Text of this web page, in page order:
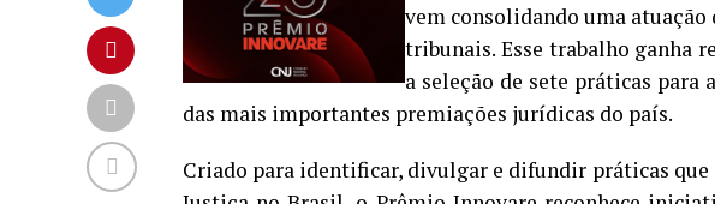
vem consolidando uma
tribunais. Esse trabalho ganha
a seleção de sete práticas para
das mais importantes premiações jurídicas do país.
Criado para identificar, divulgar e difundir práticas